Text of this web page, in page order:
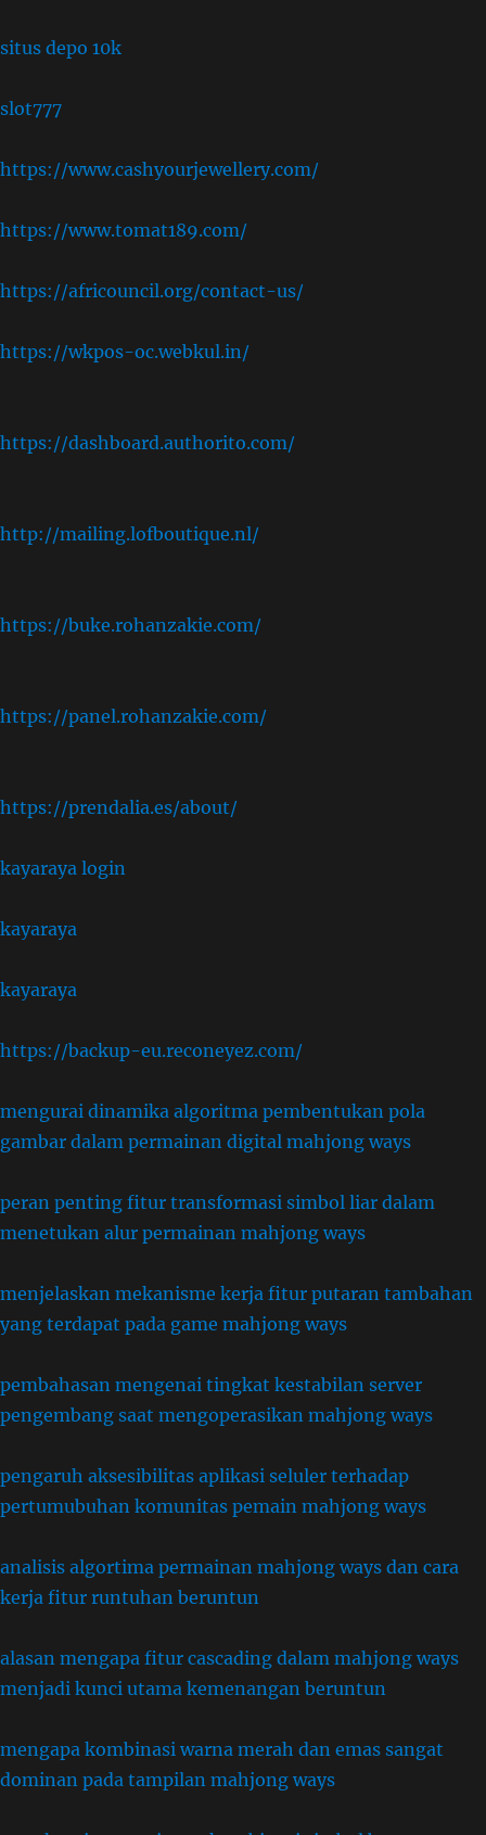
situs depo 10k
slot777
https://www.cashyourjewellery.com/
https://www.tomat189.com/
https://africouncil.org/contact-us/
https://wkpos-oc.webkul.in/
https://dashboard.authorito.com/
http://mailing.lofboutique.nl/
https://buke.rohanzakie.com/
https://panel.rohanzakie.com/
https://prendalia.es/about/
kayaraya login
kayaraya
kayaraya
https://backup-eu.reconeyez.com/
mengurai dinamika algoritma pembentukan pola
gambar dalam permainan digital mahjong ways
peran penting fitur transformasi simbol liar dalam
menetukan alur permainan mahjong ways
menjelaskan mekanisme kerja fitur putaran tambahan
yang terdapat pada game mahjong ways
pembahasan mengenai tingkat kestabilan server
pengembang saat mengoperasikan mahjong ways
pengaruh aksesibilitas aplikasi seluler terhadap
pertumubuhan komunitas pemain mahjong ways
analisis algortima permainan mahjong ways dan cara
kerja fitur runtuhan beruntun
alasan mengapa fitur cascading dalam mahjong ways
menjadi kunci utama kemenangan beruntun
mengapa kombinasi warna merah dan emas sangat
dominan pada tampilan mahjong ways